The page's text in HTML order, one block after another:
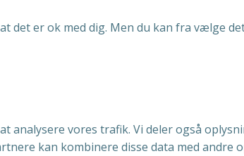
det er ok med dig. Men du kan fra vælge
analysere vores trafik. Vi deler også
kan kombinere disse data med andre